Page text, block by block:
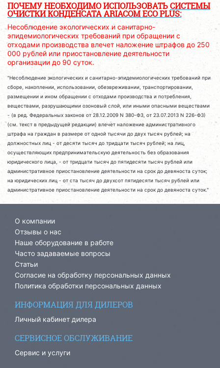
ПОЧЕМУ НЕОБХОДИМО ИСПОЛЬЗОВАТЬСИСТЕМЫ
ОЧИСТКИ КОНДЕНСАТА ARIACOM ECO PLUS:
Несоблюдение экологических и санитарно-
эпидемиологических требований при обращении с
отходами производства влечет наложение штрафов до 250
000 рублей или приостановление деятельности
организации до 90 суток.
"Несоблюдение экологических и санитарно-эпидемиологических требований при
сборе, накоплении, использовании, обезвреживании, транспортировании,
размещении и ином обращении с отходами производства и потребления,
веществами, разрушающими озоновый слой, или иными опасными веществами
- (в ред. Федеральных законов от 28.12.2009 N 380-ФЗ, от 23.07.2013 N 226-ФЗ)
(см. текст в предыдущей редакции) влечет наложение административного
штрафа на граждан в размере от одной тысячи до двух тысяч рублей; на
должностных лиц - от десяти тысяч до тридцати тысяч рублей; на лиц,
осуществляющих предпринимательскую деятельность без образования
юридического лица, - от тридцати тысяч до пятидесяти тысяч рублей или
административное приостановление деятельности на срок до девяноста суток;
на юридических лиц - от ста тысяч до двухсот пятидесяти тысяч рублей или
административное приостановление деятельности на срок до девяноста суток."
О компании
Отзывы о нас
Наше оборудование в работе
Часто задаваемые вопросы
Статьи
Согласие на обработку персональных данных
Политика обработки персональных данных
ИНФОРМАЦИЯ ДЛЯ ДИЛЕРОВ
Личный кабинет дилера
СЕРВИСНОЕ ОБСЛУЖИВАНИЕ
Сервис и услуги